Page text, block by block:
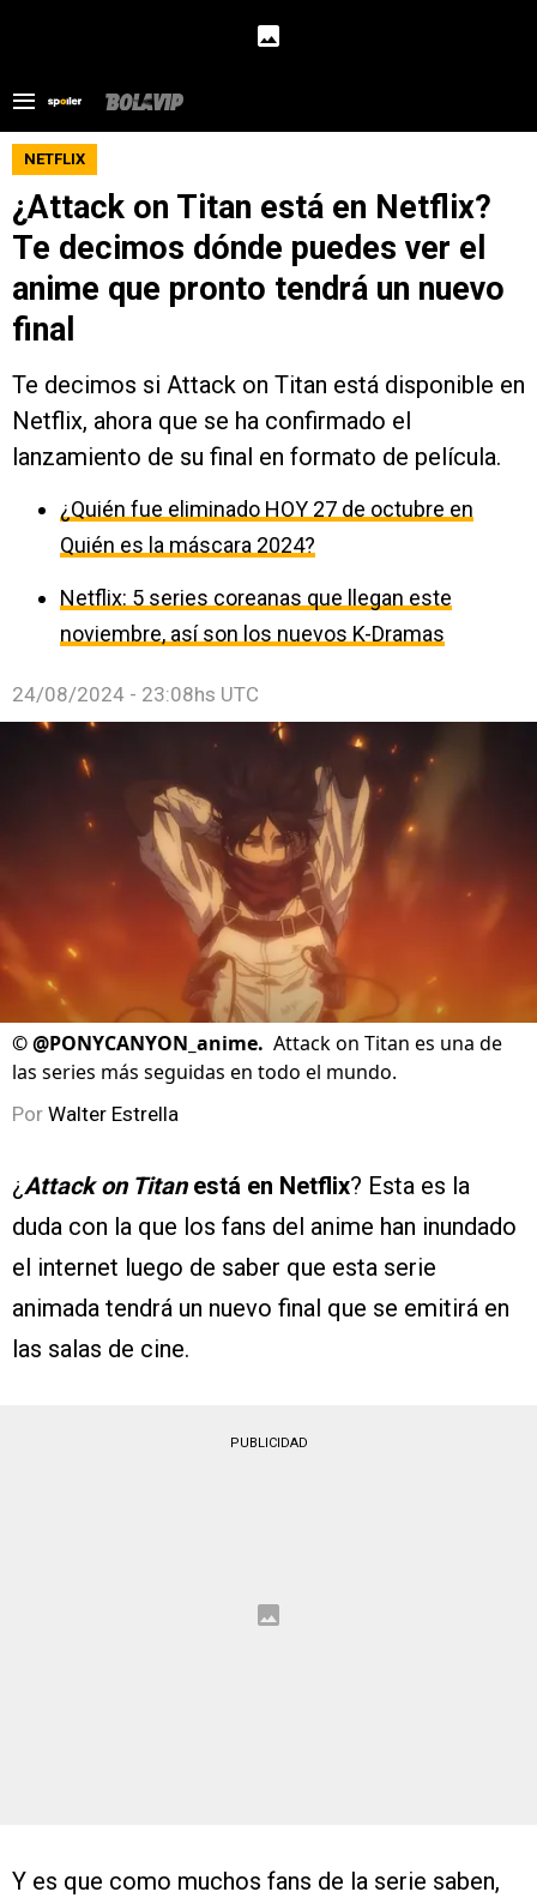
NETFLIX
¿Attack on Titan está en Netflix?
Te decimos dónde puedes ver el
anime que pronto tendrá un nuevo
final
Te decimos si Attack on Titan está disponible en
Netflix, ahora que se ha confirmado el
lanzamiento de su final en formato de película.
¿Quién fue eliminado HOY 27 de octubre en
Quién es la máscara 2024?
Netflix: 5 series coreanas que llegan este
noviembre, así son los nuevos K-Dramas
24/08/2024 - 23:08hs UTC
©@PONYCANYON_anime. Attack on Titan es una de
las series más seguidas en todo el mundo.
Por Walter Estrella
¿Attack on Titanestá en Netflix? Esta es la
duda con la que los fans del anime han inundado
el internet luego de saber que esta serie
animada tendrá un nuevo final que se emitirá en
las salas de cine.
PUBLICIDAD
Y es que como muchos fans de la serie saben,